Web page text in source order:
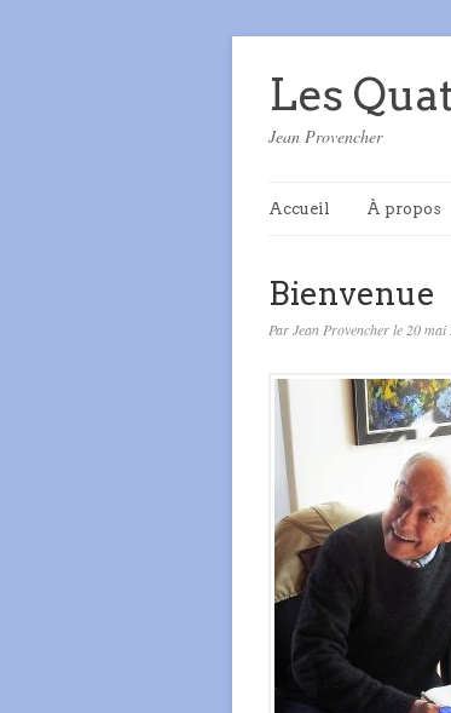
Les
Jean Provencher
Accueil À propos
Bienvenue
Par Jean Provencher le 20 mai